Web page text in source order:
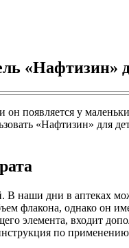
«Нафтизин»
появляется у
«Нафтизин» для
наши дни в аптеках
флакона, однако он
элемента, входит
по